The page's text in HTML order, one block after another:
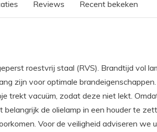
Reviews Recent bekeken
roestvrij staal (RVS). Brandtijd vol
zijn voor optimale
trekt vacuüm, zodat deze niet lekt.
de olielamp in een houder te
Voor de veiligheid adviseren we